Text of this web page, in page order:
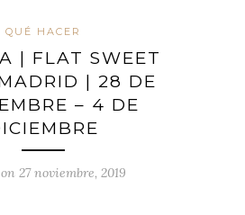
QUÉ HACER
| FLAT SWEET
| 28 DE
– 4 DE
27 noviembre, 2019